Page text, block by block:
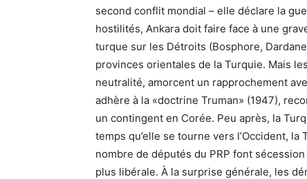
second conflit mondial – elle déclare la
hostilités, Ankara doit faire face à une
turque sur les Détroits (Bosphore,
provinces orientales de la Turquie. Mais
neutralité, amorcent un rapprochement
adhère à la «doctrine Truman» (1947),
un contingent en Corée. Peu après, la
temps qu’elle se tourne vers l’Occident,
nombre de députés du PRP font
plus libérale. À la surprise générale, les